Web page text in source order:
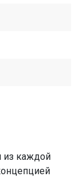
из каждой